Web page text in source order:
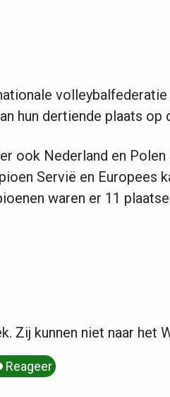
volleybalfederatie
hun dertiende plaats op
ook Nederland en Polen
Servië en Europees
waren er 11
Zij kunnen niet naar het
Reageer